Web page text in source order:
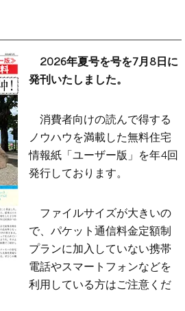
2026年夏号を号を7月8日に
発刊いたしました。
消費者向けの読んで得する
ノウハウを満載した無料住宅
情報紙「ユーザー版」を年4回
発行しております。
ファイルサイズが大きいの
で、パケット通信料金定額制
プランに加入していない携帯
電話やスマートフォンなどを
利用している方はご注意くだ